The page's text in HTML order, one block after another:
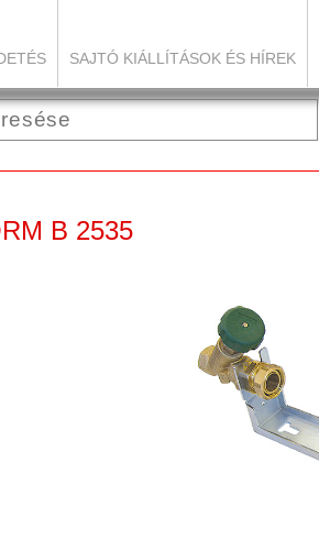
SAJTÓ KIÁLLÍTÁSOK ÉS HÍREK
B 2535